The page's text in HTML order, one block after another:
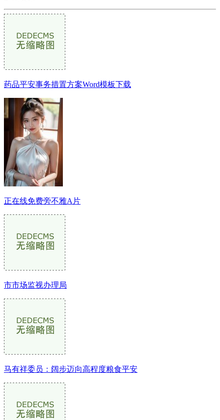
药品平安事务措置方案Word模板下载
正在线免费旁不雅A片
市市场监视办理局
马有祥委员：阔步迈向高程度粮食平安